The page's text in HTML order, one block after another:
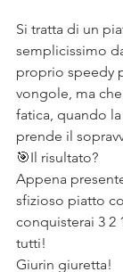
Si tratta di un
semplicissimo
proprio speedy
vongole, ma
fatica, quando
prende il
🎯Il risultato? ⠀
Appena
sfizioso piatto
conquisterai 3 2
tutti!⠀
Giurin giuretta!⠀